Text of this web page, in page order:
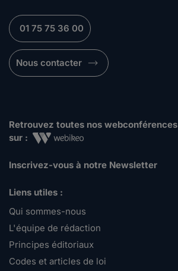
01 75 75 36 00
Nous contacter
Retrouvez toutes nos webconférences
sur :
Inscrivez-vous à notre Newsletter
Liens utiles :
Qui sommes-nous
L'équipe de rédaction
Principes éditoriaux
Codes et articles de loi